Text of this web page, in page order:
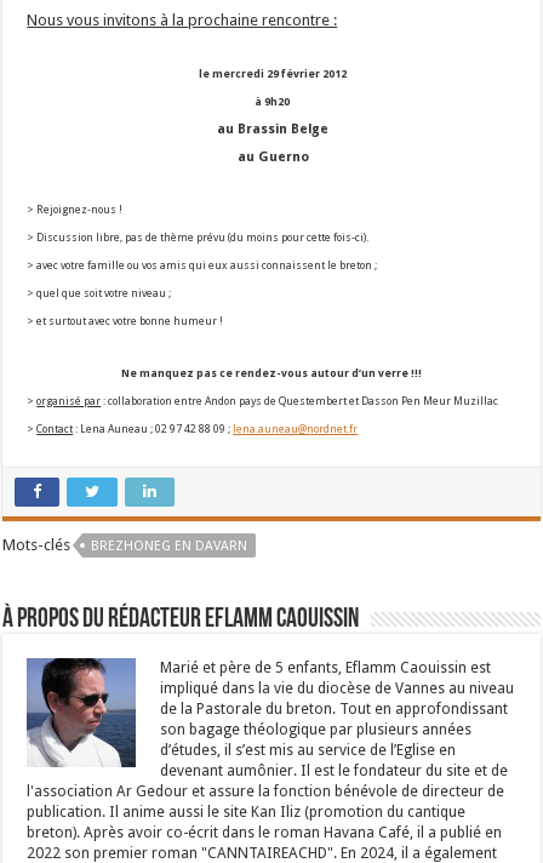
Nous vous invitons à la prochaine rencontre :
le mercredi 29 février 2012
à 9h20
au Brassin Belge
au Guerno
> Rejoignez-nous !
> Discussion libre, pas de thème prévu (du moins pour cette fois-ci).
> avec votre famille ou vos amis qui eux aussi connaissent le breton ;
> quel que soit votre niveau ;
> et surtout avec votre bonne humeur !
Ne manquez pas ce rendez-vous autour d’un verre !!!
>organisé par : collaboration entre Andon pays de Questembert et Dasson Pen Meur Muzillac
>Contact : Lena Auneau ; 02 97 42 88 09 ; lena.auneau@nordnet.fr
Mots-clés BREZHONEG EN DAVARN
À propos du rédacteur Eflamm Caouissin
Marié et père de 5 enfants, Eflamm Caouissin est
impliqué dans la vie du diocèse de Vannes au niveau
de la Pastorale du breton. Tout en approfondissant
son bagage théologique par plusieurs années
d’études, il s’est mis au service de l’Eglise en
devenant aumônier. Il est le fondateur du site et de
l'association Ar Gedour et assure la fonction bénévole de directeur de
publication. Il anime aussi le site Kan Iliz (promotion du cantique
breton). Après avoir co-écrit dans le roman Havana Café, il a publié en
2022 son premier roman "CANNTAIREACHD". En 2024, il a également